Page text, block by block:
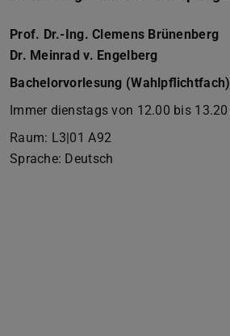
Prof. Dr.-Ing. Clemens Brünenberg
Dr. Meinrad v. Engelberg
Bachelorvorlesung (Wahlpflichtfach)
Immer dienstags von 12.00 bis 13.20
Raum: L3|01 A92
Sprache: Deutsch